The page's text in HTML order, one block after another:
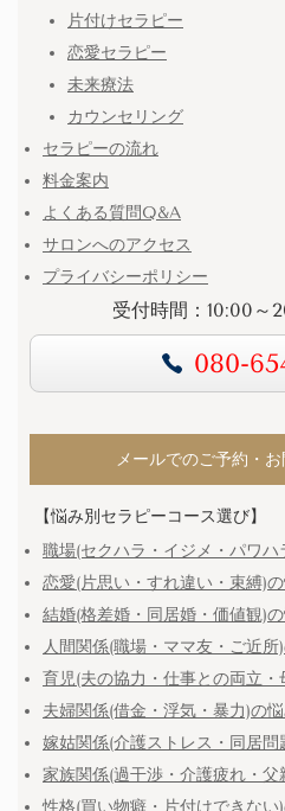
片付けセラピー
恋愛セラピー
未来療法
カウンセリング
セラピーの流れ
料金案内
よくある質問Q&A
サロンへのアクセス
プライバシーポリシー
受付時間：10:00～
080-
メールでのご予約・
【悩み別セラピーコース選び】
職場(セクハラ・イジメ・パワハ
恋愛(片思い・すれ違い・束縛)
結婚(格差婚・同居婚・価値観)
人間関係(職場・ママ友・ご近所
育児(夫の協力・仕事との両立・
夫婦関係(借金・浮気・暴力)の
嫁姑関係(介護ストレス・同居問
家族関係(過干渉・介護疲れ・父
性格(買い物癖・片付けできない